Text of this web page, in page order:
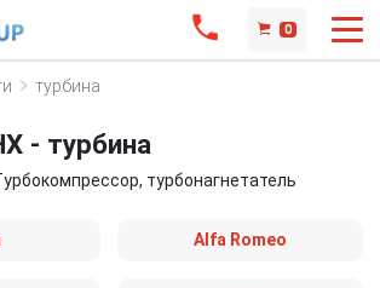
0
турбина
- турбина
турбонагнетатель
Alfa Romeo